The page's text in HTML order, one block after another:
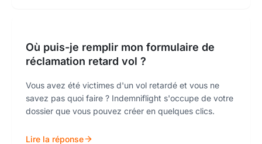
Où puis-je remplir mon formulaire de
réclamation retard vol ?
Vous avez été victimes d'un vol retardé et vous ne
savez pas quoi faire ? Indemniflight s'occupe de votre
dossier que vous pouvez créer en quelques clics.
Lire la réponse